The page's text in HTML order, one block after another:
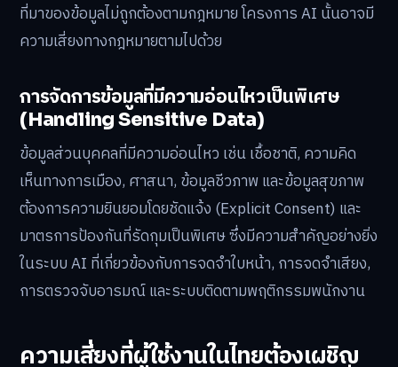
ที่มาของข้อมูลไม่ถูกต้องตามกฎหมาย โครงการ AI นั้นอาจมี
ความเสี่ยงทางกฎหมายตามไปด้วย
การจัดการข้อมูลที่มีความอ่อนไหวเป็นพิเศษ
(Handling Sensitive Data)
ข้อมูลส่วนบุคคลที่มีความอ่อนไหว เช่น เชื้อชาติ, ความคิด
เห็นทางการเมือง, ศาสนา, ข้อมูลชีวภาพ และข้อมูลสุขภาพ
ต้องการความยินยอมโดยชัดแจ้ง (Explicit Consent) และ
มาตรการป้องกันที่รัดกุมเป็นพิเศษ ซึ่งมีความสำคัญอย่างยิ่ง
ในระบบ AI ที่เกี่ยวข้องกับการจดจำใบหน้า, การจดจำเสียง,
การตรวจจับอารมณ์ และระบบติดตามพฤติกรรมพนักงาน
ความเสี่ยงที่ผู้ใช้งานในไทยต้องเผชิญ